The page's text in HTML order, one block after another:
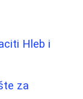
Hleb i
za